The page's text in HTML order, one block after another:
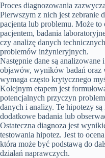
Proces diagnozowania
Pierwszym z nich jest zebranie
pacjenta lub problemu. Może
pacjentem, badania
czy analizę danych
problemów inżynieryjnych.
Następnie dane są
objawów, wyników badań oraz
wymaga często krytycznego
Kolejnym etapem jest
potencjalnych przyczyn
danych i analizy. Te hipotezy są
dodatkowe badania lub
Ostateczna diagnoza jest
testowania hipotez. Jest to
która może być podstawą do
działań naprawczych.